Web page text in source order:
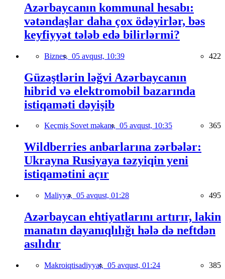
Azərbaycanın kommunal hesabı:
vətəndaşlar daha çox ödəyirlər, bəs
keyfiyyət tələb edə bilirlərmi?
Biznes, 05 avqust, 10:39 422
Güzəştlərin ləğvi Azərbaycanın
hibrid və elektromobil bazarında
istiqaməti dəyişib
Keçmiş Sovet məkanı, 05 avqust, 10:35 365
Wildberries anbarlarına zərbələr:
Ukrayna Rusiyaya təzyiqin yeni
istiqamətini açır
Maliyyə, 05 avqust, 01:28 495
Azərbaycan ehtiyatlarını artırır, lakin
manatın dayanıqlılığı hələ də neftdən
asılıdır
Makroiqtisadiyyat, 05 avqust, 01:24 385